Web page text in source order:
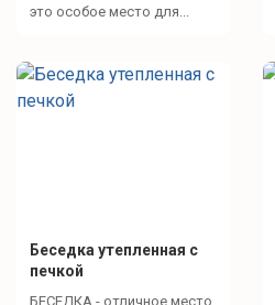
это особое место для...
Беседка утепленная с
печкой
БЕСЕДКА - отличное место